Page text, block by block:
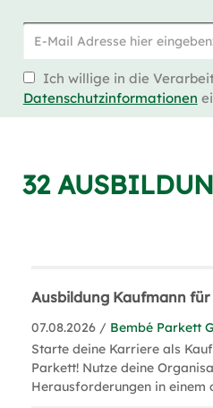
Ich willige in die
Datenschutzinformationen
32
Ausbildung Kaufmann
07.08.2026 / Bembé Parkett
Starte deine Karriere als
Parkett! Nutze deine
Herausforderungen in einem